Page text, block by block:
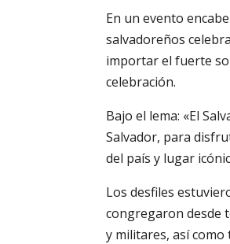
En un evento
salvadoreños
importar el fuerte
celebración.
Bajo el lema: «El
Salvador, para
del país y lugar
Los desfiles
congregaron desde
y militares, así